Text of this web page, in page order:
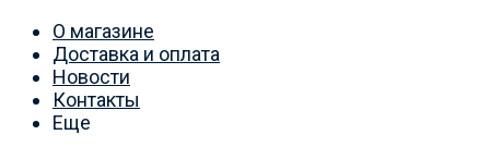
О магазине
Доставка и оплата
Новости
Контакты
Еще